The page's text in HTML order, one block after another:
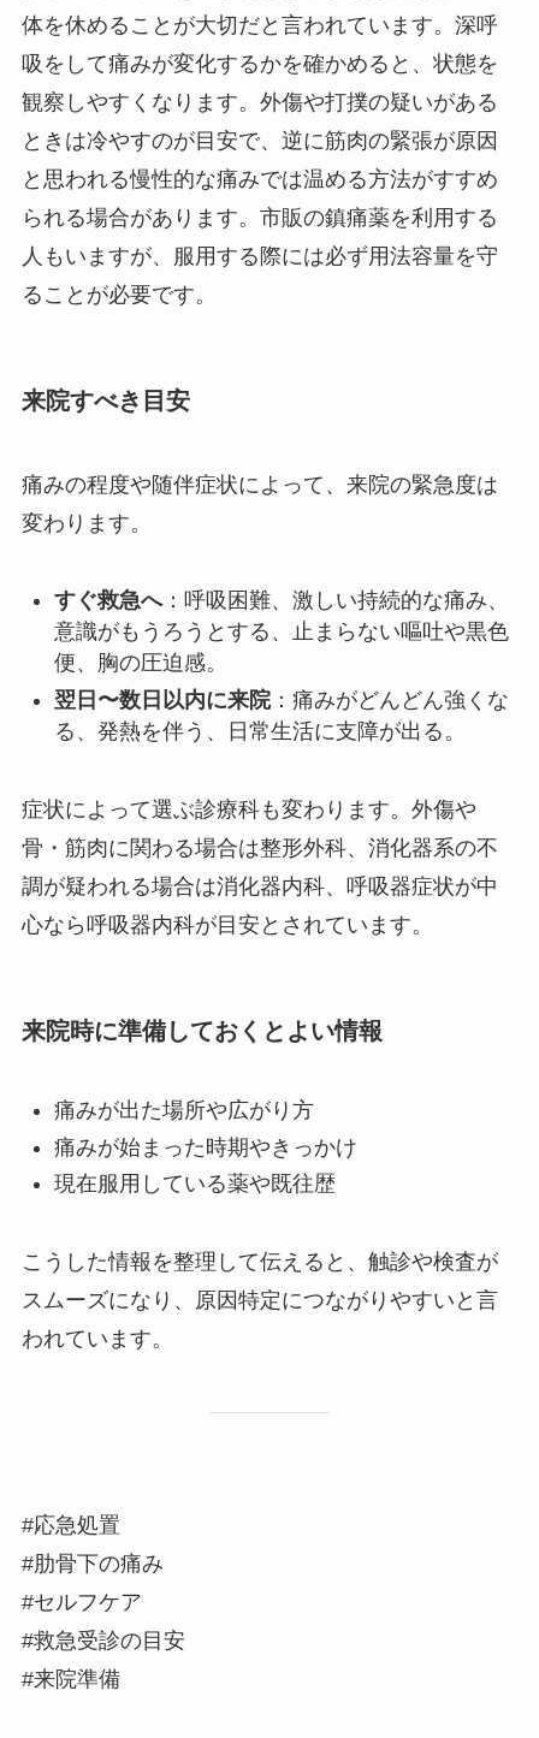
体を休めることが大切だと言われています。深呼
吸をして痛みが変化するかを確かめると、状態を
観察しやすくなります。外傷や打撲の疑いがある
ときは冷やすのが目安で、逆に筋肉の緊張が原因
と思われる慢性的な痛みでは温める方法がすすめ
られる場合があります。市販の鎮痛薬を利用する
人もいますが、服用する際には必ず用法容量を守
ることが必要です。
来院すべき目安
痛みの程度や随伴症状によって、来院の緊急度は
変わります。
すぐ救急へ：呼吸困難、激しい持続的な痛み、
意識がもうろうとする、止まらない嘔吐や黒色
便、胸の圧迫感。
翌日〜数日以内に来院：痛みがどんどん強くな
る、発熱を伴う、日常生活に支障が出る。
症状によって選ぶ診療科も変わります。外傷や
骨・筋肉に関わる場合は整形外科、消化器系の不
調が疑われる場合は消化器内科、呼吸器症状が中
心なら呼吸器内科が目安とされています。
来院時に準備しておくとよい情報
痛みが出た場所や広がり方
痛みが始まった時期やきっかけ
現在服用している薬や既往歴
こうした情報を整理して伝えると、触診や検査が
スムーズになり、原因特定につながりやすいと言
われています。
#応急処置
#肋骨下の痛み
#セルフケア
#救急受診の目安
#来院準備